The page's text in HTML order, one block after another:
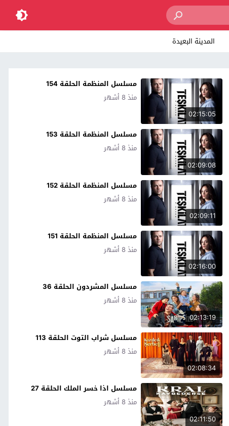
المدينة البعيدة
02:15:05
مسلسل المنظمة الحلقة 154
منذ 8 أشهر
02:09:08
مسلسل المنظمة الحلقة 153
منذ 8 أشهر
02:09:11
مسلسل المنظمة الحلقة 152
منذ 8 أشهر
02:16:00
مسلسل المنظمة الحلقة 151
منذ 8 أشهر
02:13:19
مسلسل المشردون الحلقة 36
منذ 8 أشهر
02:08:34
مسلسل شراب التوت الحلقة 113
منذ 8 أشهر
02:11:50
مسلسل اذا خسر الملك الحلقة 27
منذ 8 أشهر